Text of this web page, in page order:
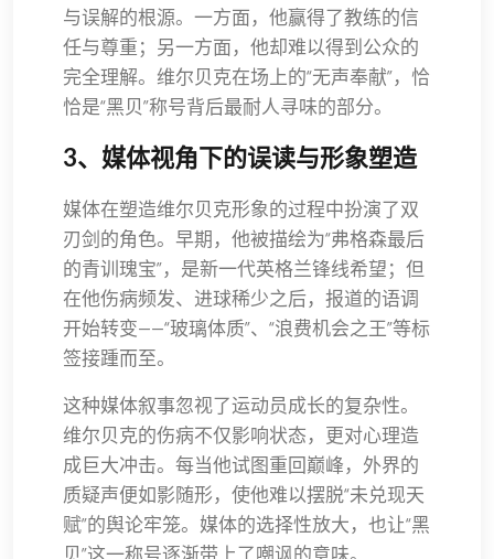
与误解的根源。一方面，他赢得了教练的信
任与尊重；另一方面，他却难以得到公众的
完全理解。维尔贝克在场上的“无声奉献”，恰
恰是“黑贝”称号背后最耐人寻味的部分。
3、媒体视角下的误读与形象塑造
媒体在塑造维尔贝克形象的过程中扮演了双
刃剑的角色。早期，他被描绘为“弗格森最后
的青训瑰宝”，是新一代英格兰锋线希望；但
在他伤病频发、进球稀少之后，报道的语调
开始转变——“玻璃体质”、“浪费机会之王”等标
签接踵而至。
这种媒体叙事忽视了运动员成长的复杂性。
维尔贝克的伤病不仅影响状态，更对心理造
成巨大冲击。每当他试图重回巅峰，外界的
质疑声便如影随形，使他难以摆脱“未兑现天
赋”的舆论牢笼。媒体的选择性放大，也让“黑
贝”这一称号逐渐带上了嘲讽的意味。